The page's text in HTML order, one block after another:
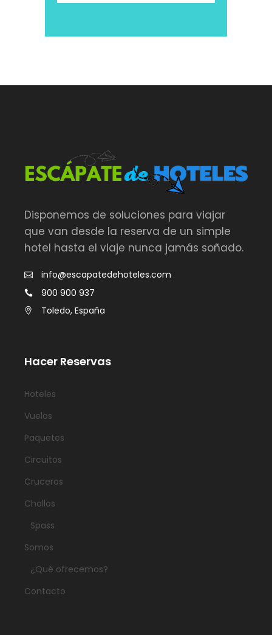
Disponemos de soluciones para viajar
que van desde la reserva de un simple
hotel hasta el viaje nunca jamás soñado.
info@escapatedehoteles.com
900 900 937
Toledo, España
Hacer Reservas
Hoteles
Vuelos
Paquetes
Circuitos
Cruceros
Chollos
Spass
Somos
¿Qué ofrecemos?
Contacto